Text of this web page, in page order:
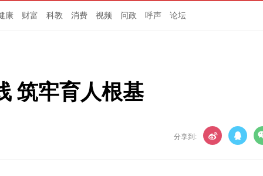
康 财富 科教 消费 视频 问政 呼声 论坛
筑牢育人根基
分享到: